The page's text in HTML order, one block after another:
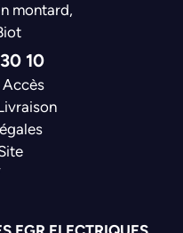
montard,
10